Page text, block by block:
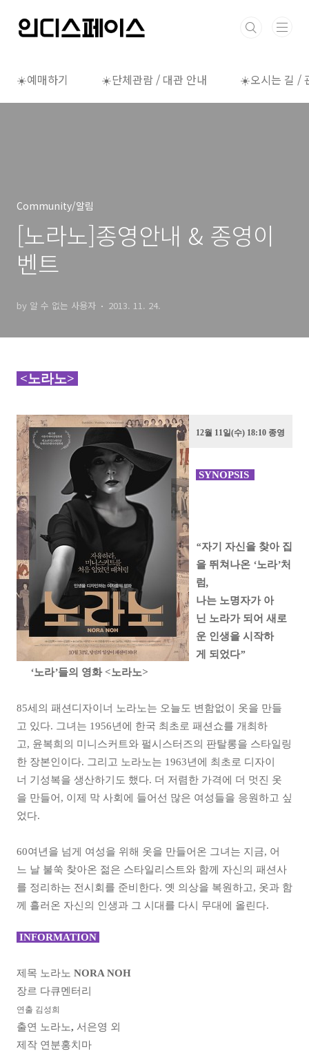
☀️예매하기 ☀️단체관람 / 대관 안내 ☀️오시는 길 /
Community/알림
[노라노]종영안내 & 종영이
벤트
by 알 수 없는 사용자 2013. 11. 24.
<노라노>
12월 11일(수) 18:10 종영
SYNOPSIS
“자기 자신을 찾아 집
을 뛰쳐나온 ‘노라’처
럼,
나는 노명자가 아
닌
노라가 되어 새로
운 인생을 시작하
게
되었다”
‘노라’들의 영화<노라노>
85세의 패션디자이너 노라노는 오늘도 변함없이 옷을 만들
고 있다. 그녀는 1956년에 한국 최초로 패션쇼를 개최하
고, 윤복희의 미니스커트와 펄시스터즈의 판탈롱을 스타일링
한 장본인이다. 그리고 노라노는 1963년에 최초로 디자이
너 기성복을 생산하기도 했다. 더 저렴한 가격에 더 멋진
옷
을 만들어 , 이제 막 사회에 들어선 많은 여성들을 응원하고 싶
었다.
60여년을 넘게 여성을 위해 옷을 만들어온 그녀는 지금, 어
느 날 불쑥 찾아온 젊은 스타일리스트와 함께 자신의 패션사
를 정리하는 전시회를 준비한다. 옛 의상을 복원하고, 옷과 함
께
흘러온 자신의 인생과 그 시대를 다시 무대에 올린다.
INFORMATION
제목 노라노 NORA NOH
장르 다큐멘터리
연출 김성희
출연 노라노, 서은영 외
제작 연분홍치마